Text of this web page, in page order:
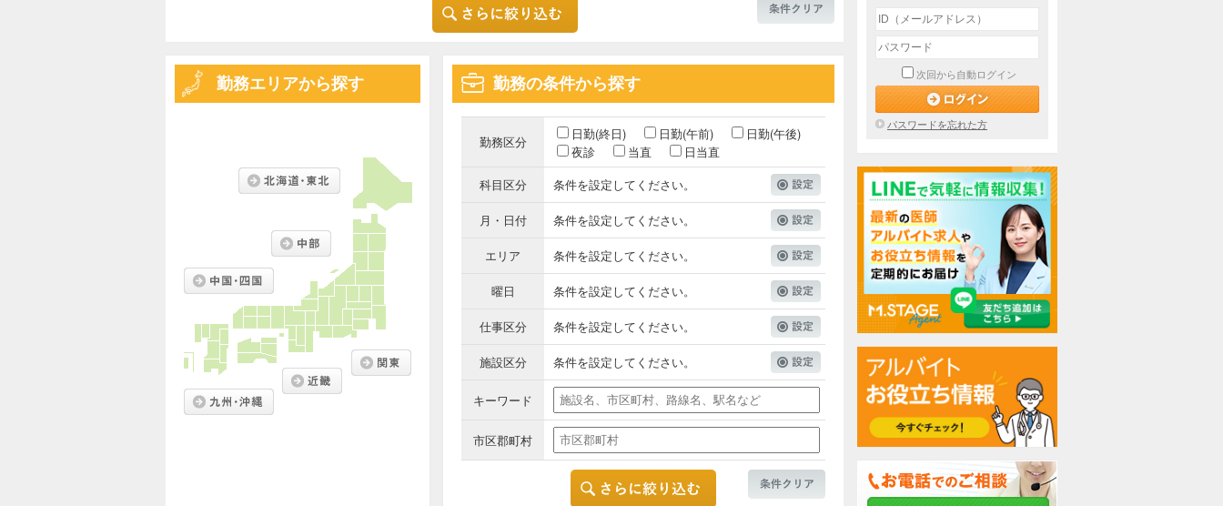
勤務エリアから探す 勤務の条件から探す
勤務区分 日勤(終日) 日勤(午前)
日勤(午後)
夜診
当直
日当直
科目区分
条件を設定してください。
月・日付 条件を設定してください。
エリア 条件を設定してください。
曜日 条件を設定してください。
仕事区分 条件を設定してください。
施設区分 条件を設定してください。
キーワード
市区郡町村
次回から自動ログイン
パスワードを忘れた方